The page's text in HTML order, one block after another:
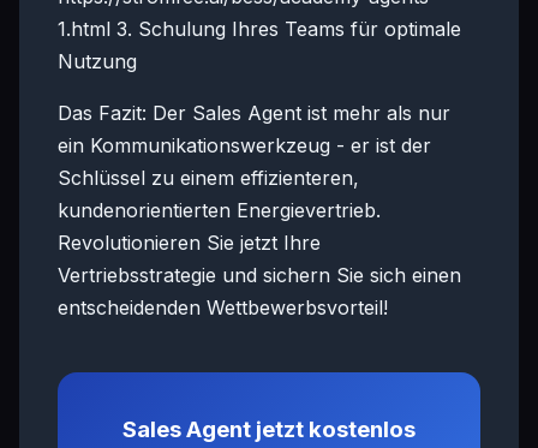
1.html 3. Schulung Ihres Teams für optimale
Nutzung
Das Fazit: Der Sales Agent ist mehr als nur
ein Kommunikationswerkzeug - er ist der
Schlüssel zu einem effizienteren,
kundenorientierten Energievertrieb.
Revolutionieren Sie jetzt Ihre
Vertriebsstrategie und sichern Sie sich einen
entscheidenden Wettbewerbsvorteil!
Sales Agent jetzt kostenlos